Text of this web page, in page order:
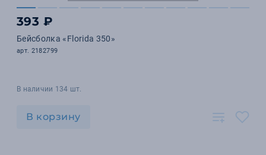
393 ₽
Бейсболка «Florida 350»
арт. 2182799
В наличии 134 шт.
В корзину